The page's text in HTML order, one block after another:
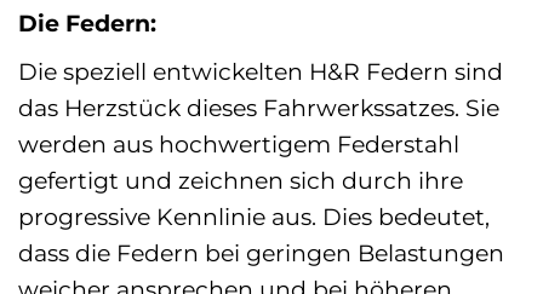
Die Federn:
Die speziell entwickelten H&R Federn sind
das Herzstück dieses Fahrwerkssatzes. Sie
werden aus hochwertigem Federstahl
gefertigt und zeichnen sich durch ihre
progressive Kennlinie aus. Dies bedeutet,
dass die Federn bei geringen Belastungen